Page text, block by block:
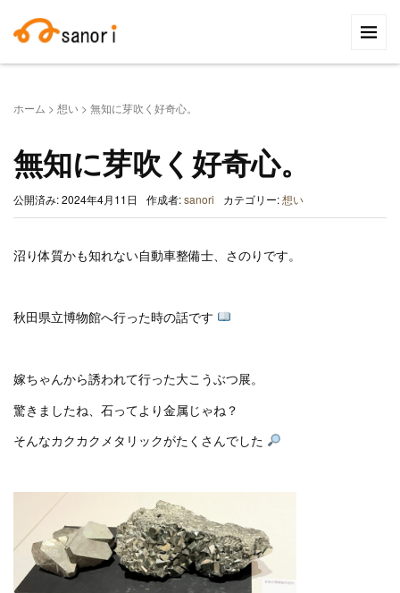
索:
ホーム > 想い > 無知に芽吹く好奇心。
無知に芽吹く好奇心。
公開済み: 2024年4月11日 作成者:sanori カテゴリー:想い
沼り体質かも知れない自動車整備士、さのりです。
秋田県立博物館へ行った時の話です
嫁ちゃんから誘われて行った大こうぶつ展。
驚きましたね、石ってより金属じゃね？
そんなカクカクメタリックがたくさんでした